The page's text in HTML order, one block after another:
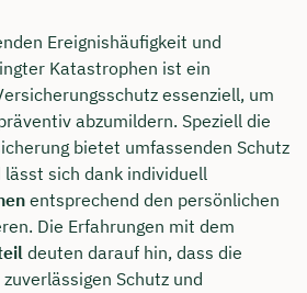
Ereignishäufigkeit und
Katastrophen ist ein
essenziell, um
abzumildern. Speziell die
bietet umfassenden Schutz
sich dank individuell
entsprechend den persönlichen
Die Erfahrungen mit dem
deuten darauf hin, dass die
Schutz und